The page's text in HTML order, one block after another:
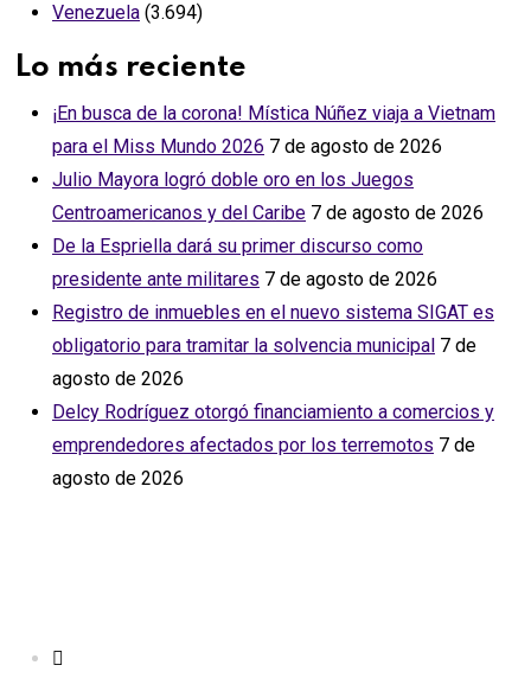
Venezuela (3.694)
Lo más reciente
¡En busca de la corona! Mística Núñez viaja a Vietnam
para el Miss Mundo 2026 7 de agosto de 2026
Julio Mayora logró doble oro en los Juegos
Centroamericanos y del Caribe 7 de agosto de 2026
De la Espriella dará su primer discurso como
presidente ante militares 7 de agosto de 2026
Registro de inmuebles en el nuevo sistema SIGAT es
obligatorio para tramitar la solvencia municipal 7 de
agosto de 2026
Delcy Rodríguez otorgó financiamiento a comercios y
emprendedores afectados por los terremotos 7 de
agosto de 2026